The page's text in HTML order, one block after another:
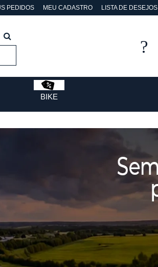
PEDIDOS MEU CADASTRO LISTA DE DESEJOS
BIKE